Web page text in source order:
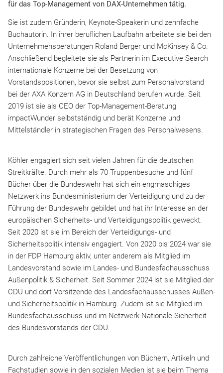
für das Top-Management von DAX-Unternehmen tätig.
Sie ist zudem Gründerin, Keynote-Speakerin und zehnfache
Buchautorin. In ihrer beruflichen Laufbahn arbeitete sie bei den
Unternehmensberatungen Roland Berger und McKinsey & Co.
Anschließend begleitete sie als Partnerin im Executive Search
internationale Konzerne bei der Besetzung von
Vorstandspositionen, bevor sie selbst zum Personalvorstand
bei der AXA Konzern AG in Deutschland berufen wurde. Seit
2019 ist sie als CEO der Top-Management-Beratung
impactWunder selbstständig und berät Konzerne und
Mittelständler in strategischen Fragen des Personalwesens.
Köhler engagiert sich seit vielen Jahren für die deutschen
Streitkräfte. Durch mehr als 70 Truppenbesuche und fünf
Bücher über die Bundeswehr hat sich ein engmaschiges
Netzwerk ins Bundesministerium der Verteidigung und zu der
Führung der Bundeswehr gebildet und hat ihr Interesse an der
europäischen Sicherheits- und Verteidigungspolitik geweckt.
Seit 2020 ist sie im Bereich der Verteidigungs- und
Sicherheitspolitik intensiv engagiert. Von 2020 bis 2024 war sie
in der FDP Hamburg aktiv, unter anderem als Mitglied im
Landesvorstand sowie im Landes- und Bundesfachausschuss
Außenpolitik & Sicherheit. Seit Sommer 2024 ist sie Mitglied der
CDU und dort Vorsitzende des Landesfachausschusses Außen-
und Sicherheitspolitik in Hamburg. Zudem ist sie Mitglied im
Bundesfachausschuss und im Netzwerk Nationale Sicherheit
des Bundesvorstands der CDU.
Durch zahlreiche Veröffentlichungen von Büchern, Artikeln und
Fachstudien sowie in den sozialen Medien ist sie beim Thema